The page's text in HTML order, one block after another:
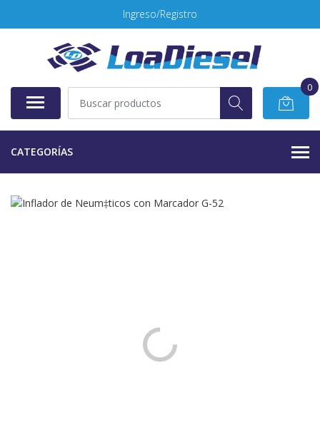
Ingreso/Registro
0
CATEGORÍAS